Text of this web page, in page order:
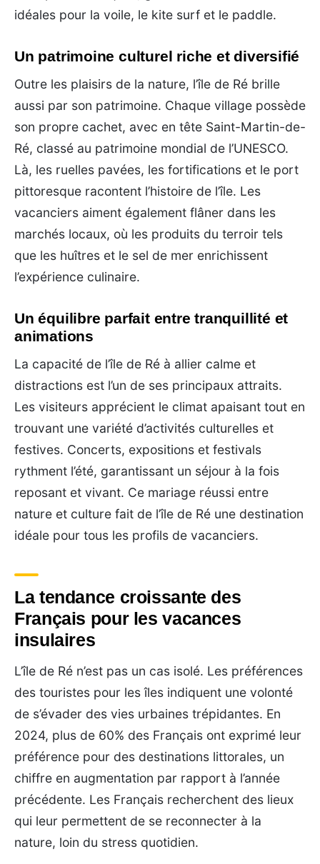
idéales pour la voile, le kite surf et le paddle.
Un patrimoine culturel riche et diversifié
Outre les plaisirs de la nature, l’île de Ré brille
aussi par son patrimoine. Chaque village possède
son propre cachet, avec en tête Saint-Martin-de-
Ré, classé au patrimoine mondial de l’UNESCO.
Là, les ruelles pavées, les fortifications et le port
pittoresque racontent l’histoire de l’île. Les
vacanciers aiment également flâner dans les
marchés locaux, où les produits du terroir tels
que les huîtres et le sel de mer enrichissent
l’expérience culinaire.
Un équilibre parfait entre tranquillité et
animations
La capacité de l’île de Ré à allier calme et
distractions est l’un de ses principaux attraits.
Les visiteurs apprécient le climat apaisant tout en
trouvant une variété d’activités culturelles et
festives. Concerts, expositions et festivals
rythment l’été, garantissant un séjour à la fois
reposant et vivant. Ce mariage réussi entre
nature et culture fait de l’île de Ré une destination
idéale pour tous les profils de vacanciers.
La tendance croissante des
Français pour les vacances
insulaires
L’île de Ré n’est pas un cas isolé. Les préférences
des touristes pour les îles indiquent une volonté
de s’évader des vies urbaines trépidantes. En
2024, plus de 60% des Français ont exprimé leur
préférence pour des destinations littorales, un
chiffre en augmentation par rapport à l’année
précédente. Les Français recherchent des lieux
qui leur permettent de se reconnecter à la
nature, loin du stress quotidien.